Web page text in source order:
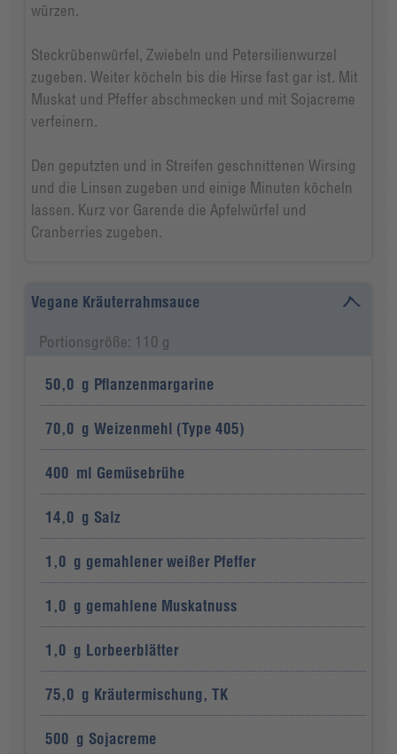
würzen.
Steckrübenwürfel, Zwiebeln und Petersilienwurzel
zugeben. Weiter köcheln bis die Hirse fast gar ist. Mit
Muskat und Pfeffer abschmecken und mit Sojacreme
verfeinern.
Den geputzten und in Streifen geschnittenen Wirsing
und die Linsen zugeben und einige Minuten köcheln
lassen. Kurz vor Garende die Apfelwürfel und
Cranberries zugeben.
Vegane Kräuterrahmsauce
Portionsgröße: 110 g
50,0 g Pflanzenmargarine
70,0 g Weizenmehl (Type 405)
400 ml Gemüsebrühe
14,0 g Salz
1,0 g gemahlener weißer Pfeffer
1,0 g gemahlene Muskatnuss
1,0 g Lorbeerblätter
75,0 g Kräutermischung, TK
500 g Sojacreme